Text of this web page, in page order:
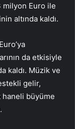
milyon Euro ile
altında kaldı.
da etkisiyle
kaldı. Müzik ve
gelir,
haneli büyüme